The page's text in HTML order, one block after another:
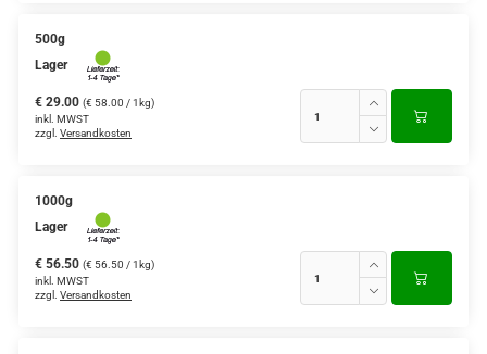
500g
Lager
€ 29.00 (€ 58.00 / 1kg)
inkl. MWST
zzgl. Versandkosten
1000g
Lager
€ 56.50 (€ 56.50 / 1kg)
inkl. MWST
zzgl. Versandkosten